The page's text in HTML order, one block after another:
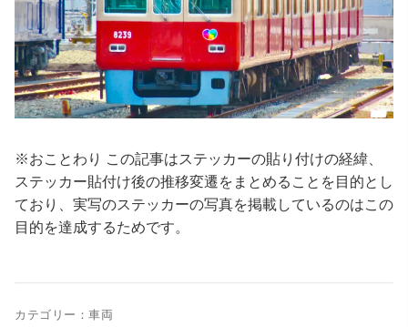
※おことわり この記事はステッカーの貼り付けの経緯、
ステッカー貼付け後の推移変遷をまとめることを目的とし
ており、実写のステッカーの写真を掲載しているのはこの
目的を達成するためです。
カテゴリー： 車両